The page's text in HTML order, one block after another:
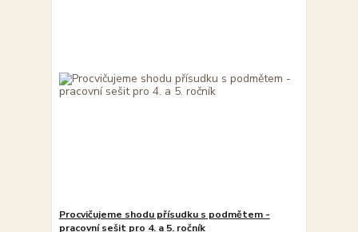
Procvičujeme shodu přísudku s podmětem -
pracovní sešit pro 4. a 5. ročník